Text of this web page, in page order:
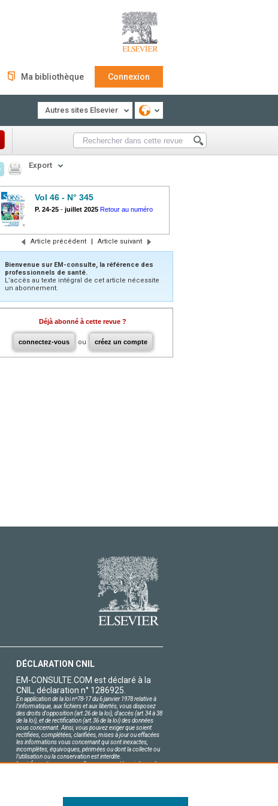
Ma bibliothèque Connexion
Autres sites Elsevier
Export
Vol 46 - N° 345
P. 24-25 - juillet 2025 Retour au numéro
Article précédent | Article suivant
Bienvenue sur EM-consulte, la référence des
professionnels de santé.
L’accès au texte intégral de cet article nécessite
un abonnement.
Déjà abonné à cette revue ?
connectez-vous ou créez un compte
DÉCLARATION CNIL
EM-CONSULTE.COM est déclaré à la
CNIL, déclaration n° 1286925.
En application de la loi nº78-17 du 6 janvier 1978 relative à
l'informatique, aux fichiers et aux libertés, vous disposez
des droits d'opposition (art.26 de la loi), d'accès (art.34 à 38
de la loi), et de rectification (art.36 de la loi) des données
vous concernant. Ainsi, vous pouvez exiger que soient
rectifiées, complétées, clarifiées, mises à jour ou effacées
les informations vous concernant qui sont inexactes,
incomplètes, équivoques, périmées ou dont la collecte ou
l'utilisation ou la conservation est interdite.
Les informations personnelles concernant les visiteurs de